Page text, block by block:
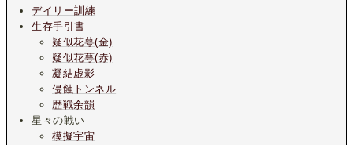
デイリー訓練
生存手引書
疑似花萼(金)
疑似花萼(赤)
凝結虚影
侵蝕トンネル
歴戦余韻
星々の戦い
模擬宇宙